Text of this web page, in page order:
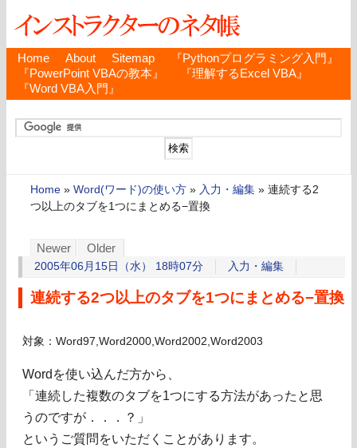
Home About Sitemap
『Pythonプログラミング入門』
『PowerPoint VBAの教本』
『理解するExcel VBA』
『Word VBA入門』
Home » Word(ワード)の使い方 » 入力・編集 » 連続する2
つ以上のタブを1つにまとめる−置換
Newer Older
2005年06月15日（水） 18時07分 入力・編集
連続する2つ以上のタブを1つにまとめる−置換
対象：Word97,Word2000,Word2002,Word2003
Wordを使い込んだ方から、
「連続した複数のタブを1つにする方法があったと思
うのですが．．．？」
というご質問をいただくことがあります。